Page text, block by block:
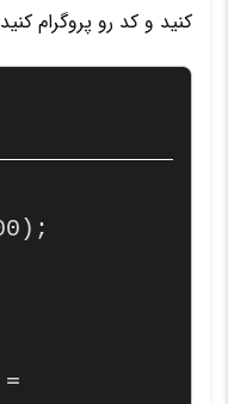
کنید و کد رو پروگرام کنید